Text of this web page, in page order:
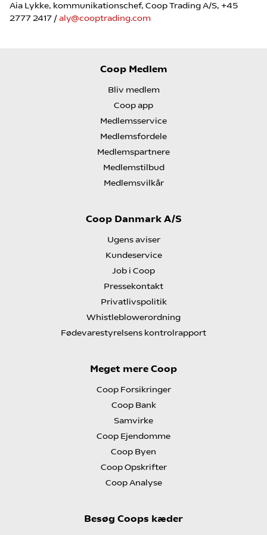
Aia Lykke, kommunikationschef, Coop Trading A/S, +45
2777 2417 /aly@cooptrading.com
Coop Medlem
Bliv medlem
Coop app
Medlemsservice
Medlemsfordele
Medlemspartnere
Medlemstilbud
Medlemsvilkår
Coop Danmark A/S
Ugens aviser
Kundeservice
Job i Coop
Pressekontakt
Privatlivspolitik
Whistleblowerordning
Fødevarestyrelsens kontrolrapport
Meget mere Coop
Coop Forsikringer
Coop Bank
Samvirke
Coop Ejendomme
Coop Byen
Coop Opskrifter
Coop Analyse
Besøg Coops kæder